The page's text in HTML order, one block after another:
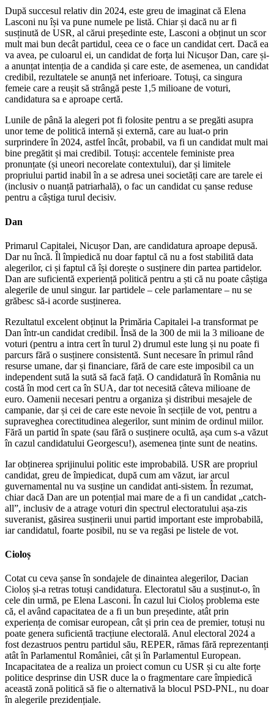
După succesul relativ din 2024, este greu de imaginat că Elena
Lasconi nu își va pune numele pe listă. Chiar și dacă nu ar fi
susținută de USR, al cărui președinte este, Lasconi a obținut un scor
mult mai bun decât partidul, ceea ce o face un candidat cert. Dacă ea
va avea, pe culoarul ei, un candidat de forța lui Nicușor Dan, care și-
a anunțat intenția de a candida și care este, de asemenea, un candidat
credibil, rezultatele se anunță net inferioare. Totuși, ca singura
femeie care a reușit să strângă peste 1,5 milioane de voturi,
candidatura sa e aproape certă.
Lunile de până la alegeri pot fi folosite pentru a se pregăti asupra
unor teme de politică internă și externă, care au luat-o prin
surprindere în 2024, astfel încât, probabil, va fi un candidat mult mai
bine pregătit și mai credibil. Totuși: accentele feministe prea
pronunțate (și uneori necorelate contextului), dar și limitele
propriului partid inabil în a se adresa unei societăți care are tarele ei
(inclusiv o nuanță patriarhală), o fac un candidat cu șanse reduse
pentru a câștiga turul decisiv.
Dan
Primarul Capitalei, Nicușor Dan, are candidatura aproape depusă.
Dar nu încă. Îl împiedică nu doar faptul că nu a fost stabilită data
alegerilor, ci și faptul că își dorește o susținere din partea partidelor.
Dan are suficientă experiență politică pentru a ști că nu poate câștiga
alegerile de unul singur. Iar partidele – cele parlamentare – nu se
grăbesc să-i acorde susținerea.
Rezultatul excelent obținut la Primăria Capitalei l-a transformat pe
Dan într-un candidat credibil. Însă de la 300 de mii la 3 milioane de
voturi (pentru a intra cert în turul 2) drumul este lung și nu poate fi
parcurs fără o susținere consistentă. Sunt necesare în primul rând
resurse umane, dar și financiare, fără de care este imposibil ca un
independent sută la sută să facă față. O candidatură în România nu
costă în mod cert ca în SUA, dar tot necesită câteva milioane de
euro. Oamenii necesari pentru a organiza și distribui mesajele de
campanie, dar și cei de care este nevoie în secțiile de vot, pentru a
supraveghea corectitudinea alegerilor, sunt minim de ordinul miilor.
Fără un partid în spate (sau fără o susținere ocultă, așa cum s-a văzut
în cazul candidatului Georgescu!), asemenea ținte sunt de neatins.
Iar obținerea sprijinului politic este improbabilă. USR are propriul
candidat, greu de împiedicat, după cum am văzut, iar arcul
guvernamental nu va susține un candidat anti-sistem. În rezumat,
chiar dacă Dan are un potențial mai mare de a fi un candidat „catch-
all”, inclusiv de a atrage voturi din spectrul electoratului așa-zis
suveranist, găsirea susținerii unui partid important este improbabilă,
iar candidatul, foarte posibil, nu se va regăsi pe listele de vot.
Cioloș
Cotat cu ceva șanse în sondajele de dinaintea alegerilor, Dacian
Cioloș și-a retras totuși candidatura. Electoratul său a susținut-o, în
cele din urmă, pe Elena Lasconi. În cazul lui Cioloș problema este
că, el având capacitatea de a fi un bun președinte, atât prin
experiența de comisar european, cât și prin cea de premier, totuși nu
poate genera suficientă tracțiune electorală. Anul electoral 2024 a
fost dezastruos pentru partidul său, REPER, rămas fără reprezentanți
atât în Parlamentul României, cât și în Parlamentul European.
Incapacitatea de a realiza un proiect comun cu USR și cu alte forțe
politice desprinse din USR duce la o fragmentare care împiedică
această zonă politică să fie o alternativă la blocul PSD-PNL, nu doar
în alegerile prezidențiale.